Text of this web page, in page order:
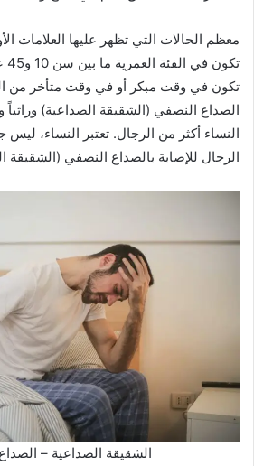
معظم الحالات التي تظهر عليها العلامات
تكون في وقت مبكر أو في وقت متأخر من
الصداع النصفي (الشقيقة الصداعية)
النساء أكثر من الرجال. تعتبر النساء،
الرجال للإصابة بالصداع النصفي (الشقيقة
الشقيقة الصداعية –